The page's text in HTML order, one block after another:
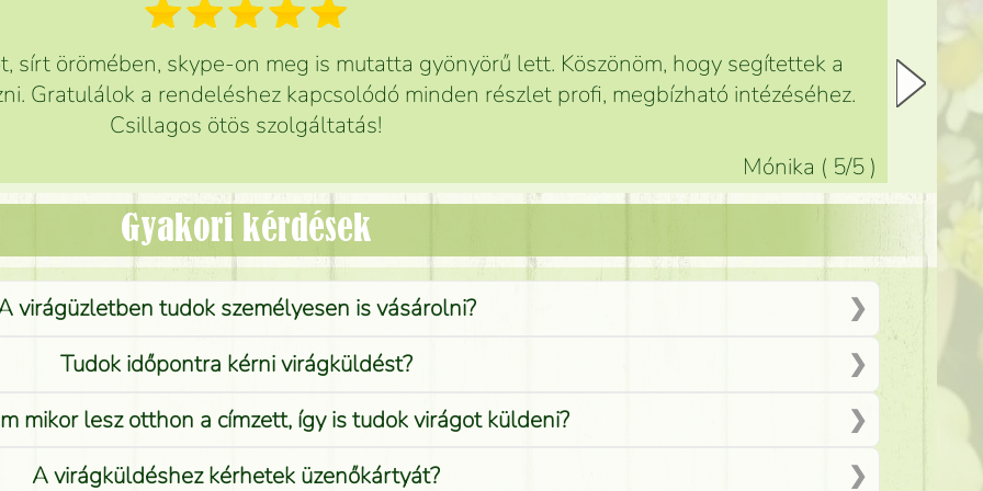
sírt örömében, skype-on meg is mutatta gyönyörű lett. Köszönöm, hogy segítettek a
Gratulálok a rendeléshez kapcsolódó minden részlet profi, megbízható intézéséhez.
Csillagos ötös szolgáltatás!
Mónika ( 5/5 )
Gyakori kérdések
virágüzletben tudok személyesen is vásárolni?
Tudok időpontra kérni virágküldést?
mikor lesz otthon a címzett, így is tudok virágot küldeni?
A virágküldéshez kérhetek üzenőkártyát?